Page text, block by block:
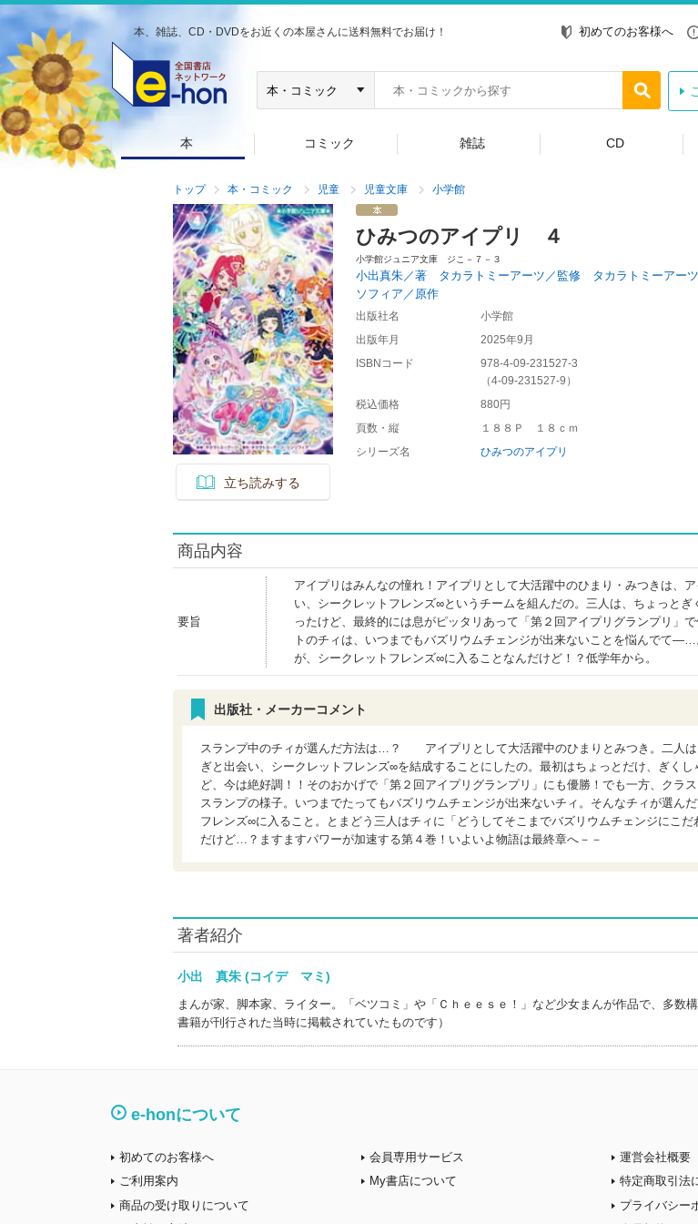
本、雑誌、CD・DVDをお近くの本屋さんに送料無料でお届け！ 初めてのお客様へ
本 コミック 雑誌 CD
トップ 本・コミック 児童 児童文庫 小学館
立ち読みする
ひみつのアイプリ ４
小学館ジュニア文庫 ジこ－７－３
小出真朱／著 タカラトミーアーツ／監修 タカラトミーアー
ソフィア／原作
出版社名
小学館
出版年月
2025年9月
ISBNコード
978-4-09-231527-3
（4-09-231527-9 ）
税込価格
880円
頁数・縦
１８８Ｐ １８ｃｍ
シリーズ名
ひみつのアイプリ
商品内容
要旨
アイプリはみんなの憧れ！アイプリとして大活躍中のひまり・みつきは、
い、シークレットフレンズ∞というチームを組んだの。三人は、ちょっとぎ
ったけど、最終的には息がピッタリあって「第２回アイプリグランプリ」
トのチィは、いつまでもバズリウムチェンジが出来ないことを悩んでて―…
が、シークレットフレンズ∞に入ることなんだけど！？低学年から。
出版社・メーカーコメント
スランプ中のチィが選んだ方法は…？ アイプリとして大活躍中のひまりとみつき。二人は
ぎと出会い、シークレットフレンズ∞を結成することにしたの。最初はちょっとだけ、ぎくし
ど、今は絶好調！！そのおかげで「第２回アイプリグランプリ」にも優勝！でも一方、クラ
スランプの様子。いつまでたってもバズリウムチェンジが出来ないチィ。そんなチィが選ん
フレンズ∞に入ること。とまどう三人はチィに「どうしてそこまでバズリウムチェンジにこ
だけど…？ますますパワーが加速する第４巻！いよいよ物語は最終章へ－－
著者紹介
小出 真朱 (コイデ マミ)
まんが家、脚本家、ライター。「ベツコミ」や「Ｃｈｅｅｓｅ！」など少女まんが作品で、多数
書籍が刊行された当時に掲載されていたものです）
e-honについて
初めてのお客様へ
ご利用案内
商品の受け取りについて
会員専用サービス
My書店について
運営会社概要
特定商取引法
プライバシー